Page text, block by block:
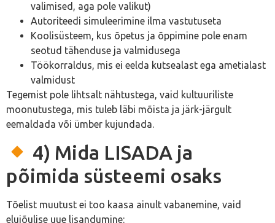
valimised, aga pole valikut)
Autoriteedi simuleerimine ilma vastutuseta
Koolisüsteem, kus õpetus ja õppimine pole enam
seotud tähenduse ja valmidusega
Töökorraldus, mis ei eelda kutsealast ega ametialast
valmidust
Tegemist pole lihtsalt nähtustega, vaid kultuuriliste
moonutustega, mis tuleb läbi mõista ja järk-järgult
eemaldada või ümber kujundada.
4) Mida LISADA ja
põimida süsteemi osaks
Tõelist muutust ei too kaasa ainult vabanemine, vaid
elujõulise uue lisandumine: